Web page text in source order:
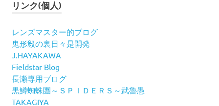
リンク(個人)
レンズマスター的ブログ
鬼形毅の裏日々是開発
J.HAYAKAWA
Fieldstar Blog
長瀬専用ブログ
黒鱒蜘蛛團～ＳＰＩＤＥＲＳ～武魯愚
TAKAGIYA